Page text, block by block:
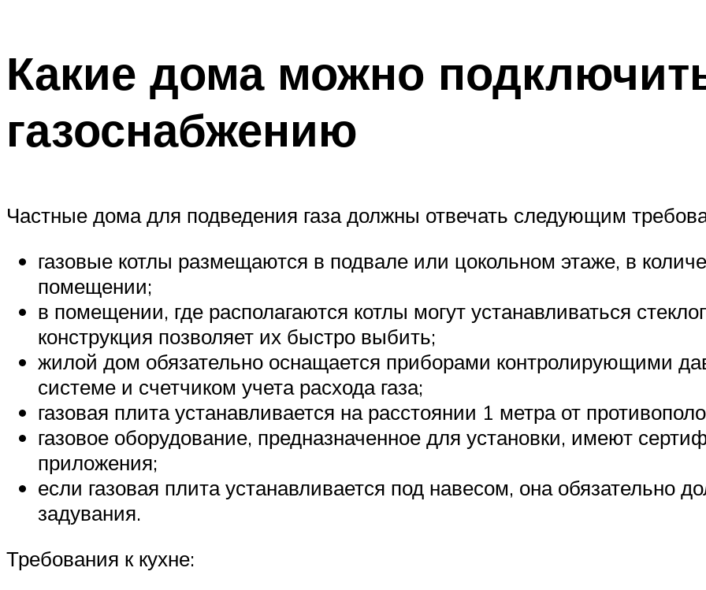
Какие дома можно
газоснабжению
Частные дома для подведения газа должны отвечать следующим
газовые котлы размещаются в подвале или цокольном этаже, в
помещении;
в помещении, где располагаются котлы могут устанавливаться
конструкция позволяет их быстро выбить;
жилой дом обязательно оснащается приборами контролирующими
системе и счетчиком учета расхода газа;
газовая плита устанавливается на расстоянии 1 метра от
газовое оборудование, предназначенное для установки, имеют
приложения;
если газовая плита устанавливается под навесом, она обязательно
задувания.
Требования к кухне: